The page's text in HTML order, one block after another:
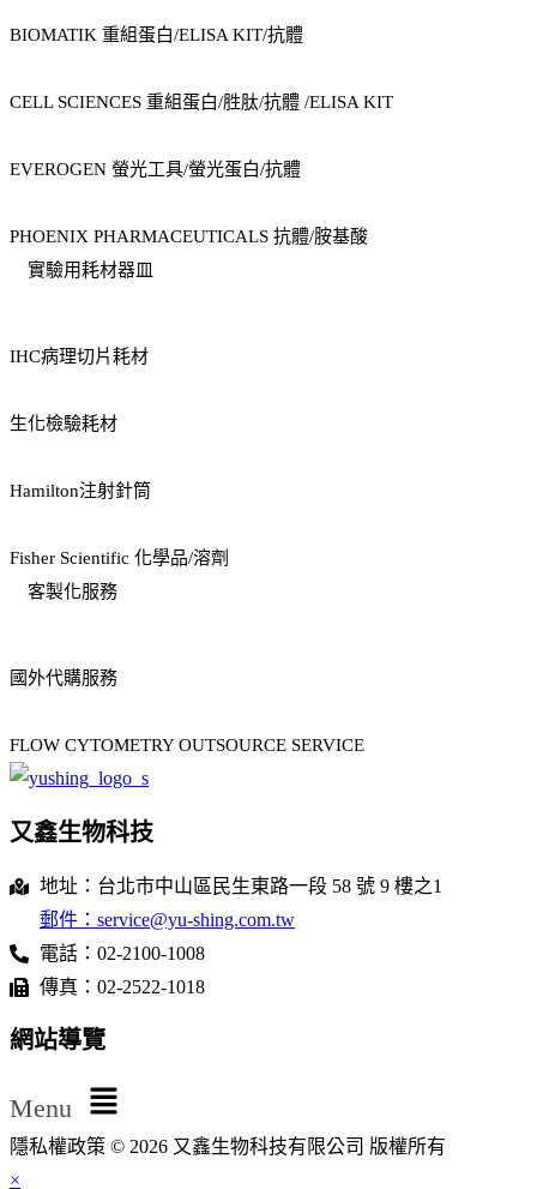
BIOMATIK 重組蛋白/ELISA KIT/抗體
CELL SCIENCES 重組蛋白/胜肽/抗體 /ELISA KIT
EVEROGEN 螢光工具/螢光蛋白/抗體
PHOENIX PHARMACEUTICALS 抗體/胺基酸
實驗用耗材器皿
IHC病理切片耗材
生化檢驗耗材
Hamilton注射針筒
Fisher Scientific 化學品/溶劑
客製化服務
國外代購服務
FLOW CYTOMETRY OUTSOURCE SERVICE
又鑫生物科技
地址：台北市中山區民生東路一段 58 號 9 樓之1
郵件：service@yu-shing.com.tw
電話：02-2100-1008
傳真：02-2522-1018
網站導覽
Menu
隱私權政策 © 2026 又鑫生物科技有限公司 版權所有
×